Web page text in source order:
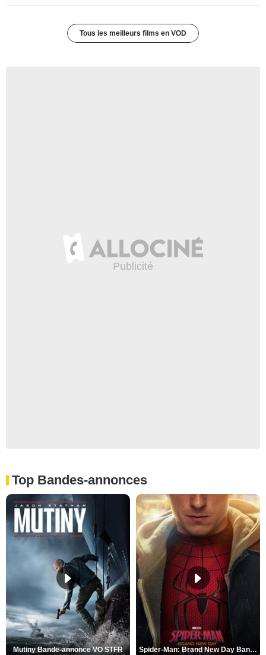
Tous les meilleurs films en VOD
Top Bandes-annonces
Mutiny Bande-annonce VO STFR Spider-Man: Brand New Day Bande-annonce VO STFR